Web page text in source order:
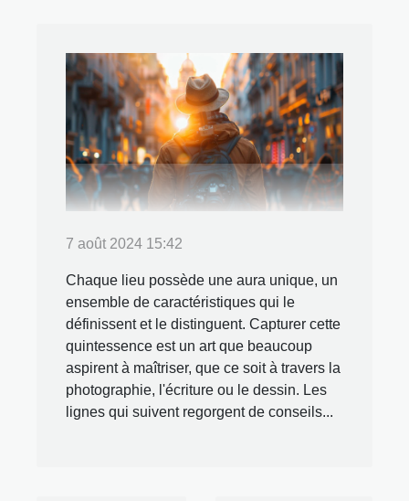
7 août 2024 15:42
Chaque lieu possède une aura unique, un
ensemble de caractéristiques qui le
définissent et le distinguent. Capturer cette
quintessence est un art que beaucoup
aspirent à maîtriser, que ce soit à travers la
photographie, l'écriture ou le dessin. Les
lignes qui suivent regorgent de conseils...